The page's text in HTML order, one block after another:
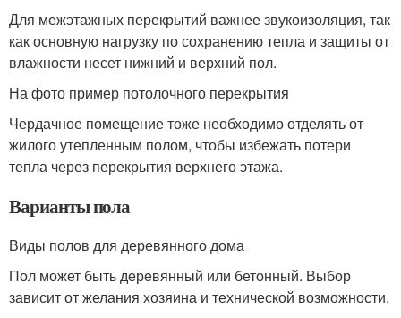
Для межэтажных перекрытий важнее звукоизоляция, так
как основную нагрузку по сохранению тепла и защиты от
влажности несет нижний и верхний пол.
На фото пример потолочного перекрытия
Чердачное помещение тоже необходимо отделять от
жилого утепленным полом, чтобы избежать потери
тепла через перекрытия верхнего этажа.
Варианты пола
Виды полов для деревянного дома
Пол может быть деревянный или бетонный. Выбор
зависит от желания хозяина и технической возможности.